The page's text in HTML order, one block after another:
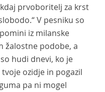
prvoboritelj za krst
V pesniku so
iz milanske
žalostne podobe, a
hudi dnevi, ko je
ozidje in pogazil
pa ni mogel